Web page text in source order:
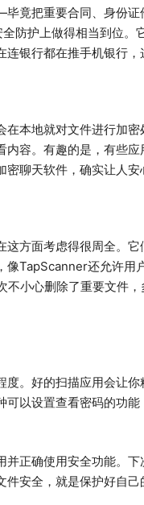
竟把重要合同、身份证
防护上做得相当到位。
银行都在推手机银行，
本地就对文件进行加
容。有趣的是，有些
聊天软件，确实让人安
方面考虑得很周全。
TapScanner还允许
小心删除了重要文件
度。好的扫描应用会让
以设置查看密码的功
正确使用安全功能。
安全，就是保护好自己